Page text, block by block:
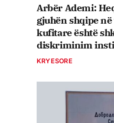
Arbër Ademi:
gjuhën shqipe
kufitare është
diskriminim
KRYESORE